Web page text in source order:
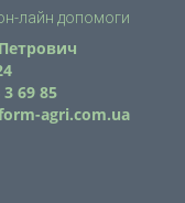
лайн допомоги
69 85
agri.com.ua